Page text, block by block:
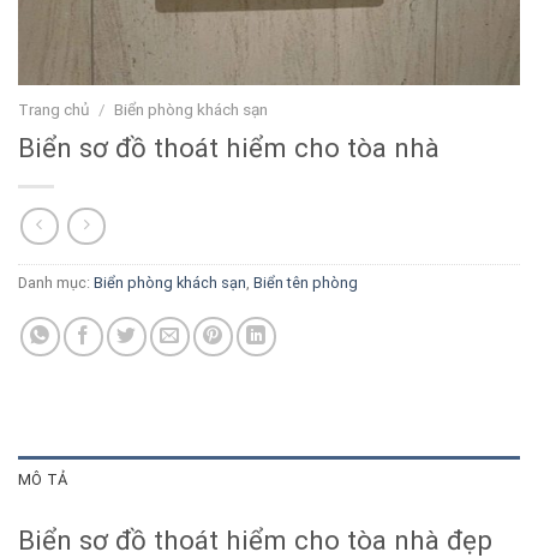
Trang chủ / Biển phòng khách sạn
Biển sơ đồ thoát hiểm cho tòa nhà
Danh mục: Biển phòng khách sạn, Biển tên phòng
MÔ TẢ
Biển sơ đồ thoát hiểm cho tòa nhà đẹp